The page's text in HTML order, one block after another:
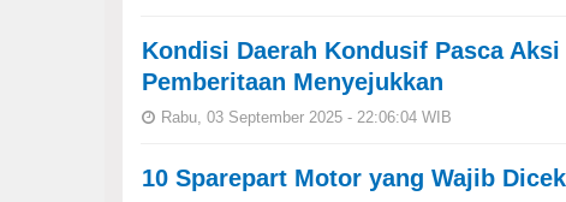
Kondisi Daerah Kondusif Pasca
Pemberitaan Menyejukkan
Rabu, 03 September 2025 - 22:06:04 WIB
10 Sparepart Motor yang Wajib